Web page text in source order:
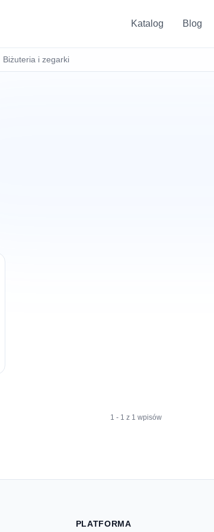
Katalog Blog
Biżuteria i zegarki
1 - 1 z 1 wpisów
PLATFORMA